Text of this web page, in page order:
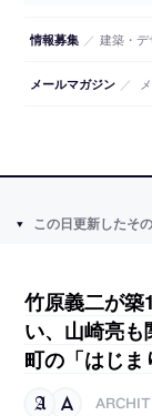
情報募集 ／ 建築・デ
メールマガジン ／
この日更新したそ
竹原義二が
い、山崎亮
町の「はじま